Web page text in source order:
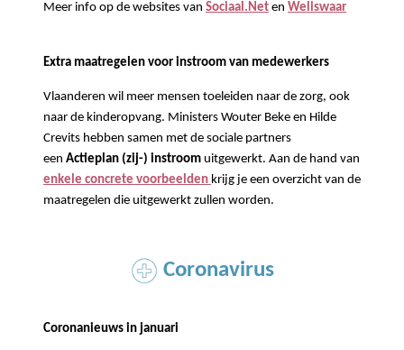
Meer info op de websites van Sociaal.Net en Weliswaar
Extra maatregelen voor instroom van medewerkers
Vlaanderen wil meer mensen toeleiden naar de zorg, ook
naar de kinderopvang. Ministers Wouter Beke en Hilde
Crevits hebben samen met de sociale partners
een Actieplan (zij-) instroom uitgewerkt. Aan de hand van
enkele concrete voorbeelden krijg je een overzicht van de
maatregelen die uitgewerkt zullen worden.
Coronavirus
Coronanieuws in januari